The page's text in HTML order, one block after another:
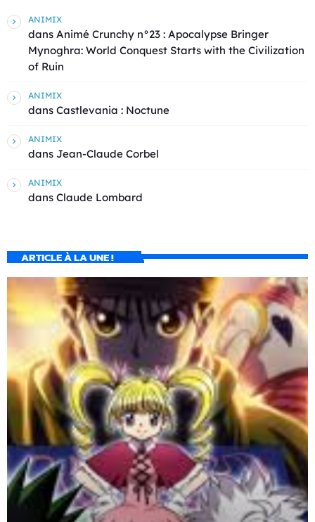
ANIMIX
dans Animé Crunchy n°23 : Apocalypse Bringer
Mynoghra: World Conquest Starts with the Civilization
of Ruin
ANIMIX
dans Castlevania : Noctune
ANIMIX
dans Jean-Claude Corbel
ANIMIX
dans Claude Lombard
ARTICLE À LA UNE !